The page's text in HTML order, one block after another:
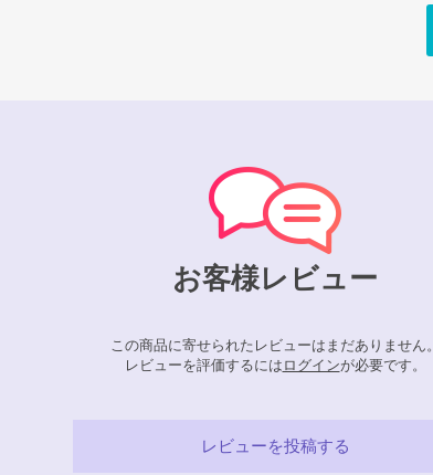
お客様レビュー
この商品に寄せられたレビューはまだありません。
レビューを評価するには ログインが必要です。
レビューを投稿する